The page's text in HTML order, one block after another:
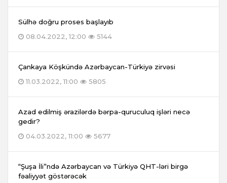
Sülhə doğru proses başlayıb
08.04.2022, 12:00
5144
Çankaya Köşkündə Azərbaycan-Türkiyə zirvəsi
11.03.2022, 11:00
5805
Azad edilmiş ərazilərdə bərpa-quruculuq işləri necə
gedir?
04.03.2022, 11:00
5677
“Şuşa İli”ndə Azərbaycan və Türkiyə QHT-ləri birgə
fəaliyyət göstərəcək